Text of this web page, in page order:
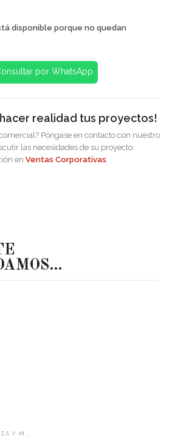
disponible porque no quedan
por WhatsApp
hacer realidad tus proyectos!
Póngase en contacto con nuestro
las necesidades de su proyecto.
en Ventas Corporativas.